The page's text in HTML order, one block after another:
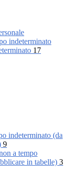
indeterminato
17
indeterminato (da
9
a tempo
in tabelle) 3